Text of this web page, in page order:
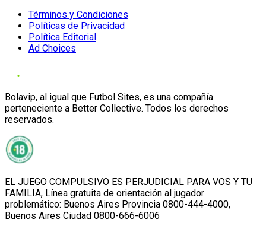
Términos y Condiciones
Políticas de Privacidad
Política Editorial
Ad Choices
Bolavip, al igual que Futbol Sites, es una compañía
perteneciente a Better Collective. Todos los derechos
reservados.
EL JUEGO COMPULSIVO ES PERJUDICIAL PARA VOS Y TU
FAMILIA, Línea gratuita de orientación al jugador
problemático: Buenos Aires Provincia 0800-444-4000,
Buenos Aires Ciudad 0800-666-6006